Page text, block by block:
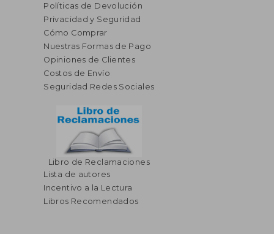
45%
dcto.
$ 64.15
$ 35.28
Políticas de Devolución
Privacidad y Seguridad
Cómo Comprar
Nuestras Formas de Pago
Opiniones de Clientes
Costos de Envío
Seguridad Redes Sociales
Libro de Reclamaciones
Lista de autores
Incentivo a la Lectura
Libros Recomendados